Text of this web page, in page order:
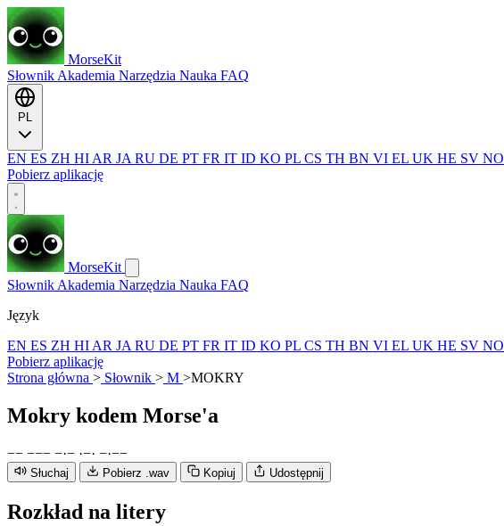
MorseKit
Słownik Akademia Narzędzia Nauka FAQ
EN ES ZH HI AR JA RU DE PT FR IT ID KO PL CS TH BN VI EL UK HE SV NO
Pobierz aplikację
MorseKit
Słownik Akademia Narzędzia Nauka FAQ
Język
EN ES ZH HI AR JA RU DE PT FR IT ID KO PL CS TH BN VI EL UK HE SV NO
Pobierz aplikację
Strona główna > Słownik > M >MOKRY
Mokry kodem Morse'a
−− −−− −·− ·−· −·−−
Słuchaj Pobierz .wav Kopiuj Udostępnij
Rozkład na litery